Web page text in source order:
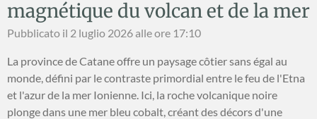
magnétique du volcan et de la mer
Pubblicato il 2 luglio 2026 alle ore 17:10
La province de Catane offre un paysage côtier sans égal au
monde, défini par le contraste primordial entre le feu de l'Etna
et l'azur de la mer Ionienne. Ici, la roche volcanique noire
plonge dans une mer bleu cobalt, créant des décors d'une